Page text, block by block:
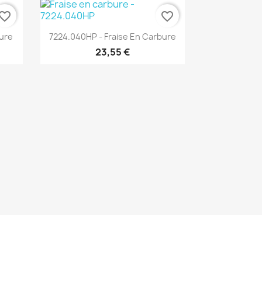
Aperçu rapide
7224.040HP - Fraise En Carbure
23,55 €
favorite_border